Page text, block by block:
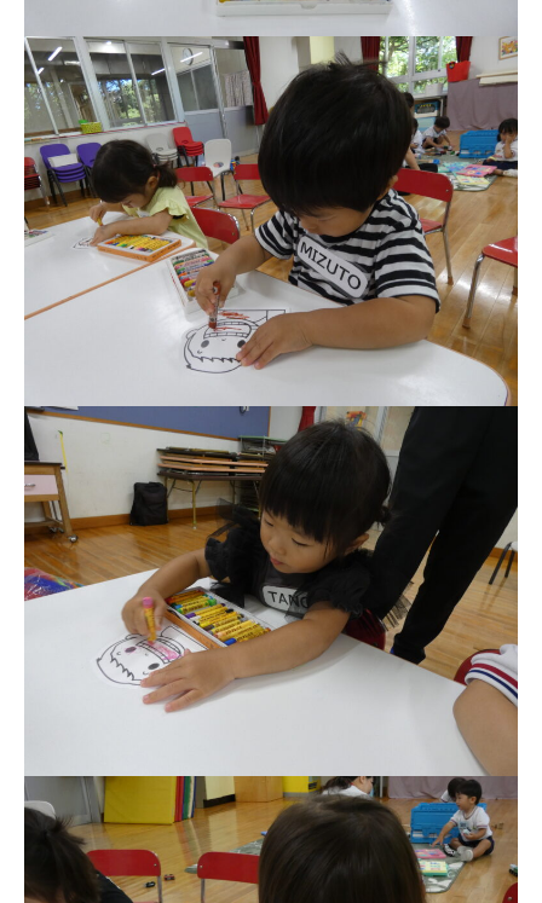
お知らせ
今日の幼稚園
園児募集要項
園のこと
園舎案内
安⼼・安全対策
給⾷
課外教室
理事長のことば
美⽊多幼稚園の理想
園の1⽇
年間⾏事